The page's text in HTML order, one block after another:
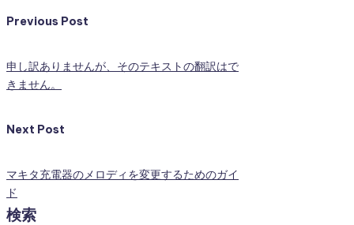
Previous Post
申し訳ありませんが、そのテキストの翻訳はで
きません。
Next Post
マキタ充電器のメロディを変更するためのガイ
ド
検索